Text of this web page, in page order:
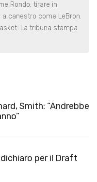
Rondo, tirare in
canestro come LeBron.
La tribuna stampa
Smith: “Andrebbe
dichiaro per il Draft